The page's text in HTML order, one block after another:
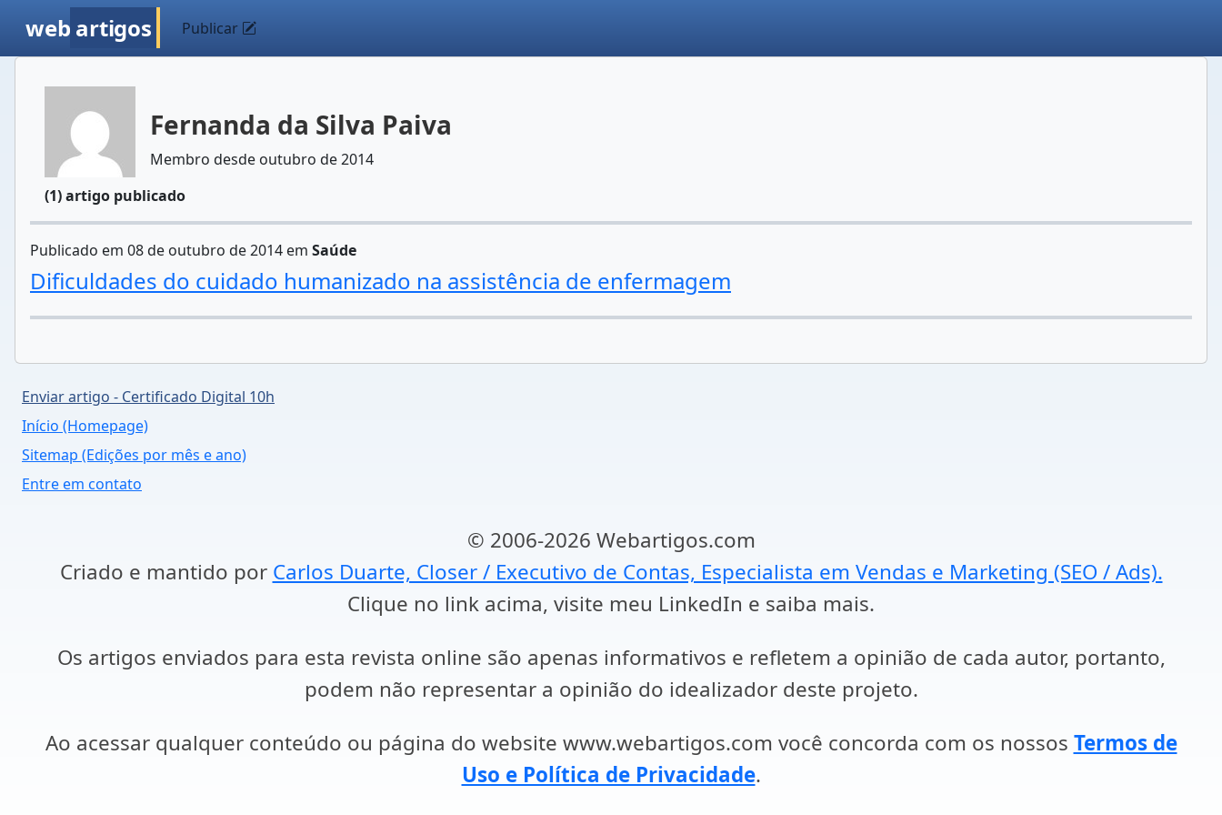
web artigos Publicar
Fernanda da Silva Paiva
Membro desde outubro de 2014
(1) artigo publicado
Publicado em 08 de outubro de 2014 em Saúde
Dificuldades do cuidado humanizado na assistência de enfermagem
Enviar artigo - Certificado Digital 10h
Início (Homepage)
Sitemap (Edições por mês e ano)
Entre em contato
© 2006-2026 Webartigos.com
Criado e mantido por Carlos Duarte, Closer / Executivo de Contas, Especialista em Vendas e Marketing (SEO / Ads).
Clique no link acima, visite meu LinkedIn e saiba mais.
Os artigos enviados para esta revista online são apenas informativos e refletem a opinião de cada autor, portanto,
podem não representar a opinião do idealizador deste projeto.
Ao acessar qualquer conteúdo ou página do website www.webartigos.com você concorda com os nossos Termos de
Uso e Política de Privacidade.